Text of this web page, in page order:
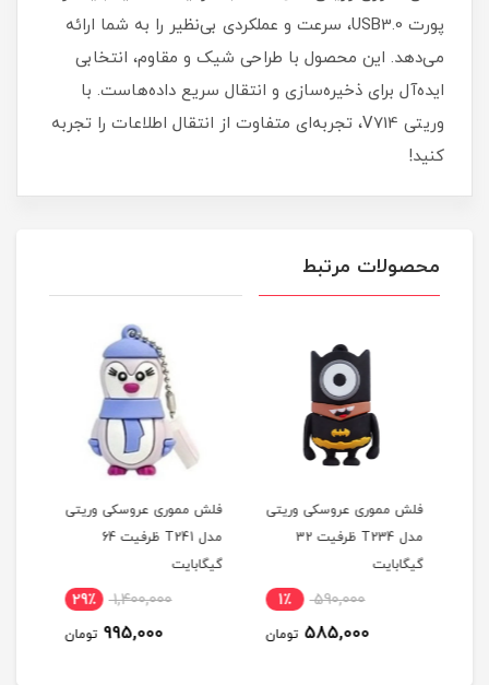
پورت USB3.0، سرعت و عملکردی بی‌نظیر را به شما ارائه
می‌دهد. این محصول با طراحی شیک و مقاوم، انتخابی
ایده‌آل برای ذخیره‌سازی و انتقال سریع داده‌هاست. با
وریتی V714، تجربه‌ای متفاوت از انتقال اطلاعات را تجربه
کنید!
محصولات مرتبط
فلش مموری عروسکی وریتی
مدل T234 ظرفیت 32
گیگابایت
590,000 1٪
585,000 تومان
فلش مموری عروسکی وریتی
مدل T241 ظرفیت 64
گیگابایت
1,400,000 29٪
995,000 تومان